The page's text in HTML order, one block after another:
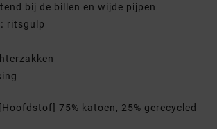
bij de billen en wijde pijpen
ritsgulp
[Hoofdstof] 75% katoen, 25% gerecycled